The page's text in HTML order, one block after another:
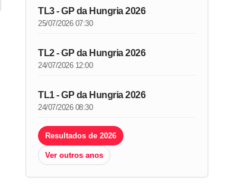
TL3 - GP da Hungria 2026
25/07/2026 07:30
TL2 - GP da Hungria 2026
24/07/2026 12:00
TL1 - GP da Hungria 2026
24/07/2026 08:30
Resultados de 2026
Ver outros anos